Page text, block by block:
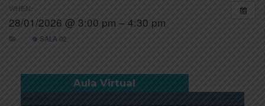
WHEN:
28/01/2026 @ 3:00 pm – 4:30 pm
SALA 02
Aula Virtual